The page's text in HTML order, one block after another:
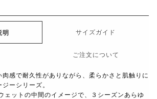
明 サイズガイド
ご注文について
感で耐久性がありながら、柔らかさと肌触りに
ーシリーズ。
ェットの中間のイメージで、３シーズンあらゆ